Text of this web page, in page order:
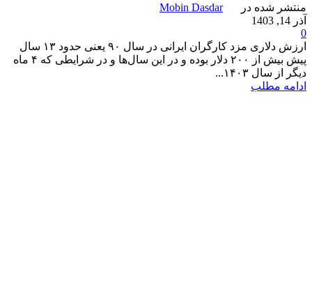
منتشر شده در
Mobin Dasdar
آذر 14, 1403
0
ارزش دلاری مزد کارگران ایرانی در سال ۹۰ یعنی حدود ۱۳ سال
پیش بیش از ۲۰۰ دلار بوده و در این سال‌ها و در شرایطی که ۴ ماه
دیگر از سال ۱۴۰۳...
ادامه مطلب